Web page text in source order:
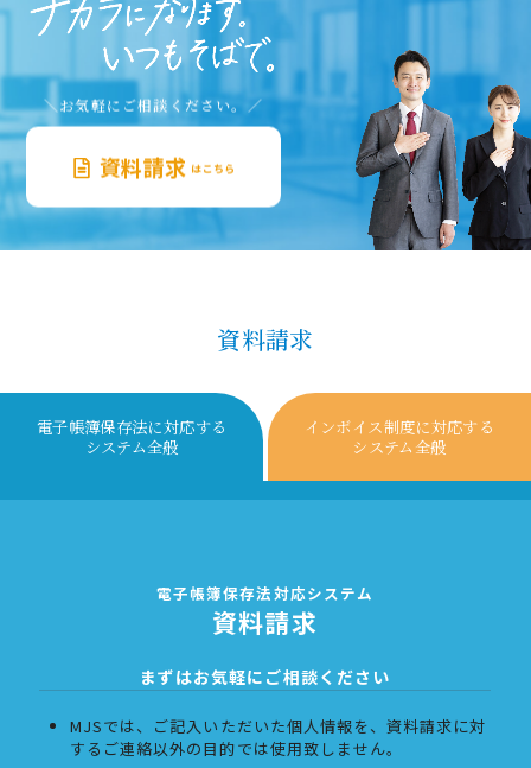
＼お気軽にご相談ください。／
資料請求 はこちら
資料請求
電子帳簿保存法に対応する
システム全般
インボイス制度に対応する
システム全般